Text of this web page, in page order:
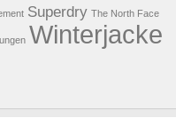
Superdry The North Face
Winterjacke